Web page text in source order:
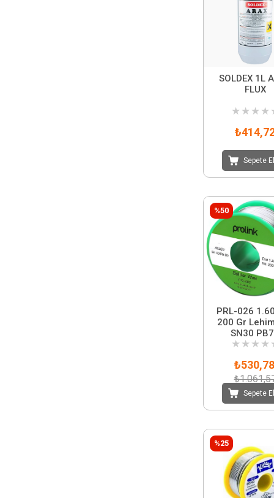
SOLDEX 1L
FLUX
★ ★ ★ ★
Sepete
PRL-026
200 Gr
SN30
★ ★ ★ ★
₺530,78
Sepete
%50
%25